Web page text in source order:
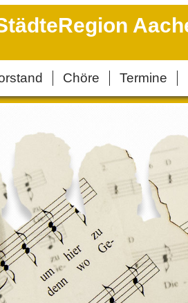
Chöre Termine